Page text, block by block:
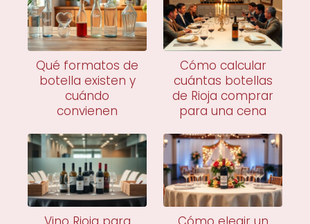
Qué formatos de
botella existen y
cuándo
convienen
Cómo calcular
cuántas botellas
de Rioja comprar
para una cena